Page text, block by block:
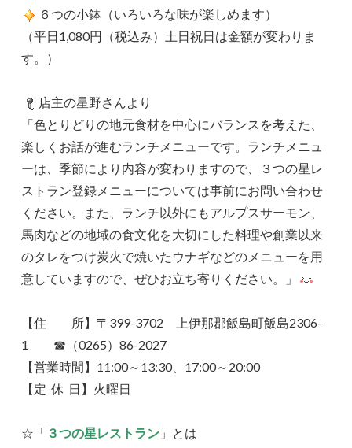
６つの小鉢（いろいろな味が楽しめます）
（平日1,080円（税込み）土日祝日は金額が変わりま
す。）
店主の星野さんより
「色とりどりの地元食材を中心にバランスを考えた、
楽しくお話が進むランチメニューです。ランチメニュ
ーは、季節により内容が変わりますので、３つの星レ
ストラン登録メニューについては事前にお問い合わせ
ください。また、ランチ以外にもアルプスサーモン、
馬肉などの地域の食文化を大切にした料理や創業以来
のタレをつけ炭火で焼いたウナギなどのメニューを用
意していますので、ぜひお立ち寄りください。」
【住 所】〒399-3702 上伊那郡飯島町飯島2306-
1 ☎（0265）86-2027
【営業時間】11:00～13:30、17:00～20:00
【定 休 日】火曜日
☆「 ３つの星レストラン 」とは